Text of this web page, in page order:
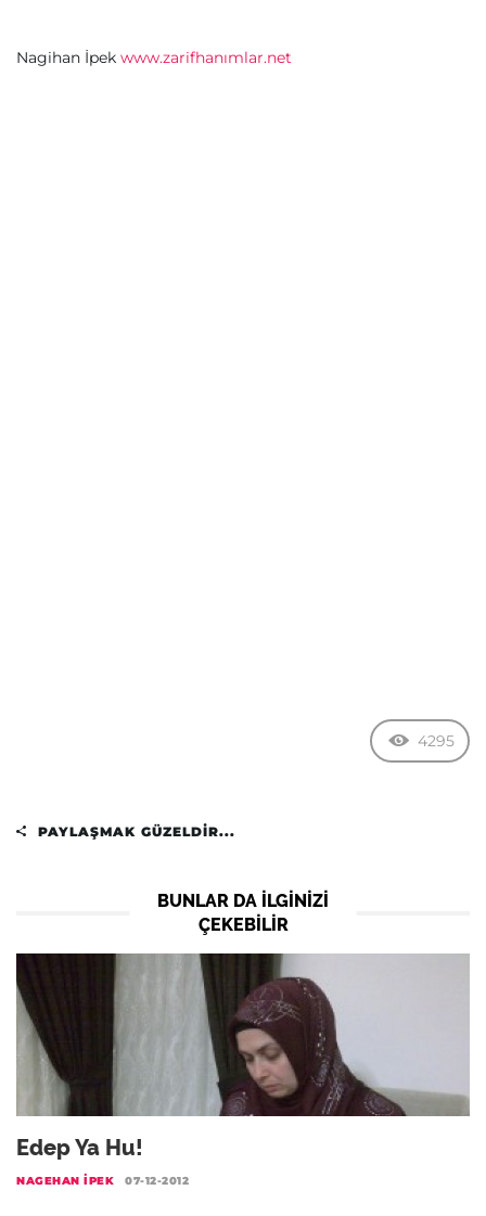
Nagihan İpek www.zarifhanımlar.net
4295
PAYLAŞMAK GÜZELDIR...
BUNLAR DA ILGINIZI
ÇEKEBILIR
Edep Ya Hu!
NAGEHAN İPEK 07-12-2012